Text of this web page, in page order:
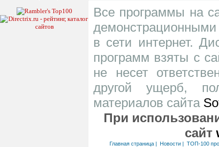
Все программы на
в сети интернет.
программ взяты с
не несет
другой ущерб,
материалов сайта
При
сайт
Главная страница| Новости| ТОП-100